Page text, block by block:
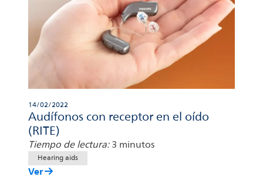
14/02/2022
Audífonos con receptor en el oído
(RITE)
Tiempo de lectura:3 minutos
Hearing aids
Ver